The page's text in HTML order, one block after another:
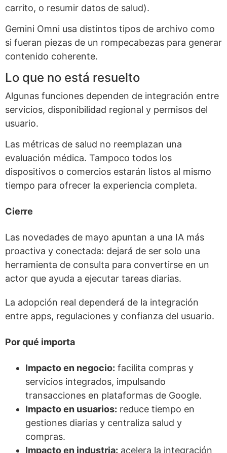
carrito, o resumir datos de salud).
Gemini Omni usa distintos tipos de archivo como
si fueran piezas de un rompecabezas para generar
contenido coherente.
Lo que no está resuelto
Algunas funciones dependen de integración entre
servicios, disponibilidad regional y permisos del
usuario.
Las métricas de salud no reemplazan una
evaluación médica. Tampoco todos los
dispositivos o comercios estarán listos al mismo
tiempo para ofrecer la experiencia completa.
Cierre
Las novedades de mayo apuntan a una IA más
proactiva y conectada: dejará de ser solo una
herramienta de consulta para convertirse en un
actor que ayuda a ejecutar tareas diarias.
La adopción real dependerá de la integración
entre apps, regulaciones y confianza del usuario.
Por qué importa
Impacto en negocio: facilita compras y
servicios integrados, impulsando
transacciones en plataformas de Google.
Impacto en usuarios: reduce tiempo en
gestiones diarias y centraliza salud y
compras.
Impacto en industria: acelera la integración